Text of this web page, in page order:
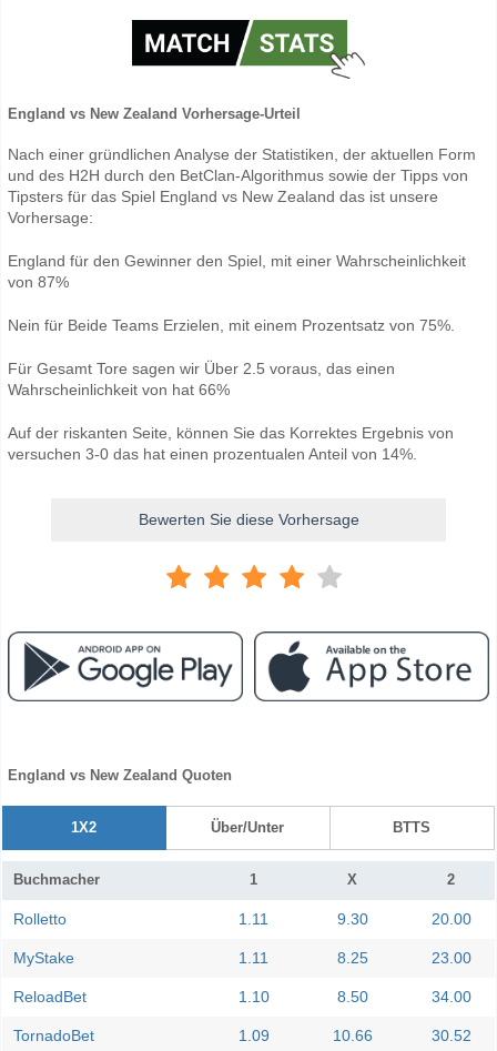
England vs New Zealand Vorhersage-Urteil
Nach einer gründlichen Analyse der Statistiken, der aktuellen Form
und des H2H durch den BetClan-Algorithmus sowie der Tipps von
Tipsters für das Spiel England vs New Zealand das ist unsere
Vorhersage:
England für den Gewinner den Spiel, mit einer Wahrscheinlichkeit
von 87%
Nein für Beide Teams Erzielen, mit einem Prozentsatz von 75%.
Für Gesamt Tore sagen wir Über 2.5 voraus, das einen
Wahrscheinlichkeit von hat 66%
Auf der riskanten Seite, können Sie das Korrektes Ergebnis von
versuchen 3-0 das hat einen prozentualen Anteil von 14%.
Bewerten Sie diese Vorhersage
England vs New Zealand Quoten
1X2 Über/Unter BTTS
Buchmacher 1 X 2
Rolletto 1.11 9.30 20.00
MyStake 1.11 8.25 23.00
ReloadBet 1.10 8.50 34.00
TornadoBet 1.09 10.66 30.52